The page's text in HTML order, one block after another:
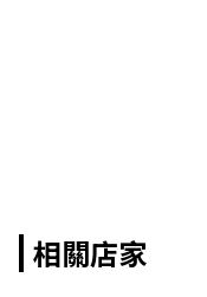
相關店家